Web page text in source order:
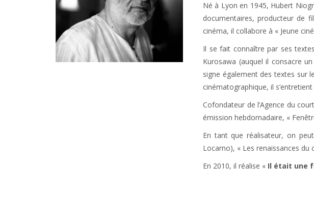
Né à Lyon en 1945, Hubert
documentaires, producteur de
cinéma, il collabore à « Jeune
Il se fait connaître par ses
Kurosawa (auquel il consacre
signe également des textes sur
cinématographique, il
Cofondateur de l’Agence du
émission hebdomadaire, «
En tant que réalisateur, on
Locarno), « Les renaissances
En 2010, il réalise « Il était une